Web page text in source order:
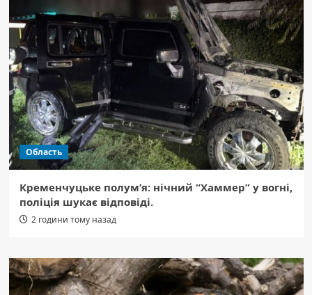
Область
Кременчуцьке полум’я: нічний “Хаммер” у вогні,
поліція шукає відповіді.
2 години тому назад